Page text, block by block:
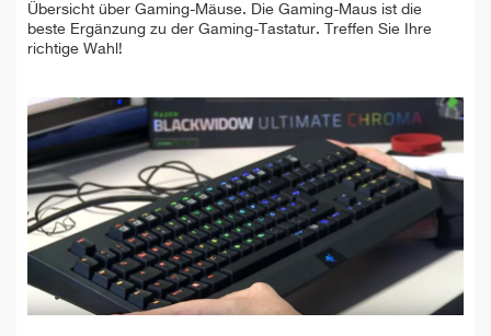
Übersicht über Gaming-Mäuse. Die Gaming-Maus ist die
beste Ergänzung zu der Gaming-Tastatur. Treffen Sie Ihre
richtige Wahl!